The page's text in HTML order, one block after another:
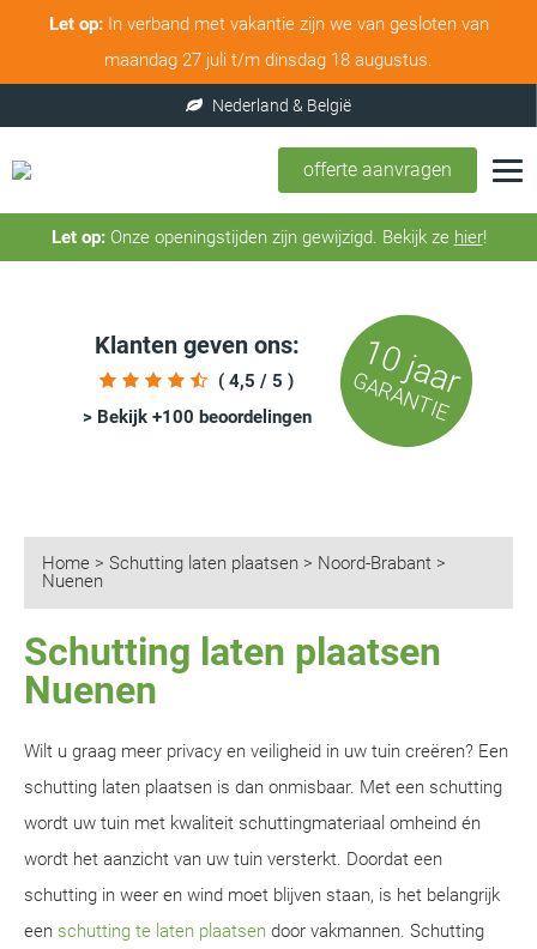
Let op:In verband met vakantie zijn we van gesloten van
maandag 27 juli t/m dinsdag 18 augustus.
offerte aanvragen
Let op:Onze openingstijden zijn gewijzigd. Bekijk ze hier!
Klanten geven ons:
( 4,5 / 5 )
> Bekijk +100 beoordelingen
10 jaar
GARANTIE
Home > Schutting laten plaatsen > Noord-Brabant >
Nuenen
Schutting laten plaatsen
Nuenen
Wilt u graag meer privacy en veiligheid in uw tuin creëren? Een
schutting laten plaatsen is dan onmisbaar. Met een schutting
wordt uw tuin met kwaliteit schuttingmateriaal omheind én
wordt het aanzicht van uw tuin versterkt. Doordat een
schutting in weer en wind moet blijven staan, is het belangrijk
een schutting te laten plaatsen door vakmannen. Schutting